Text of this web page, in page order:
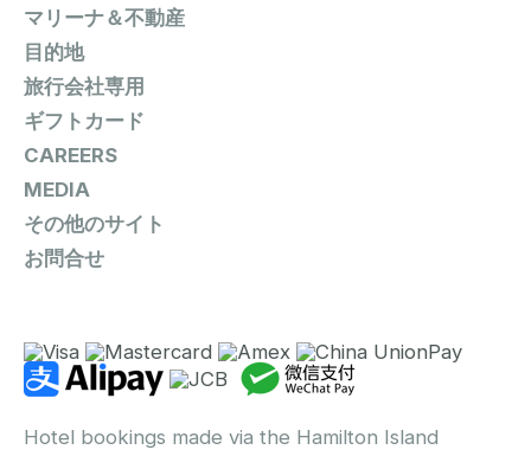
マリーナ＆不動産
目的地
旅行会社専用
ギフトカード
CAREERS
MEDIA
その他のサイト
お問合せ
Hotel bookings made via the Hamilton Island